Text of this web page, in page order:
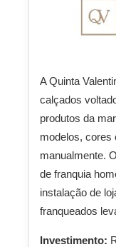
A Quinta
calçados
produtos da
modelos, cores
manualmente.
de franquia
instalação de
franqueados
Investimento: